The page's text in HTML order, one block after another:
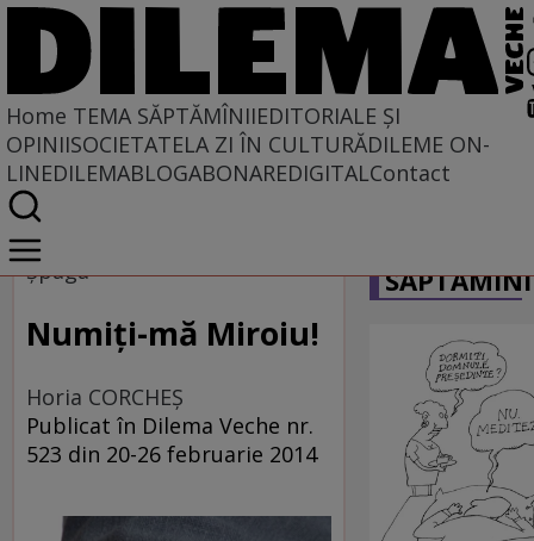
Home TEMA SĂPTĂMÎNIIEDITORIALE ȘI
OPINIISOCIETATELA ZI ÎN CULTURĂDILEME ON-
LINEDILEMABLOGABONAREDIGITALContact
Home
Tema săptămînii
Şpaga
Numiţi-mă Miroiu!
Horia CORCHEŞ
Publicat în Dilema Veche nr.
523 din 20-26 februarie 2014